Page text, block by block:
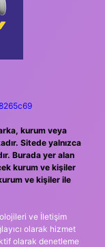
kurum veya
Sitede yalnızca
Burada yer alan
kurum ve kişiler
ve kişiler ile
ve İletişim
olarak hizmet
olarak denetleme